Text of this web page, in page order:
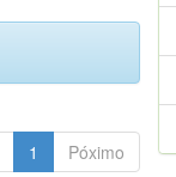
1 Póximo